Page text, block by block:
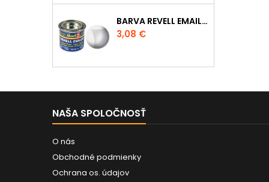
BARVA REVELL EMAILOVÁ - 32102: MATNÁ ČIRÁ (CLEAR MAT)
Cena
3,08 €
NAŠA SPOLOČNOSŤ
O nás
Obchodné podmienky
Ochrana os. údajov